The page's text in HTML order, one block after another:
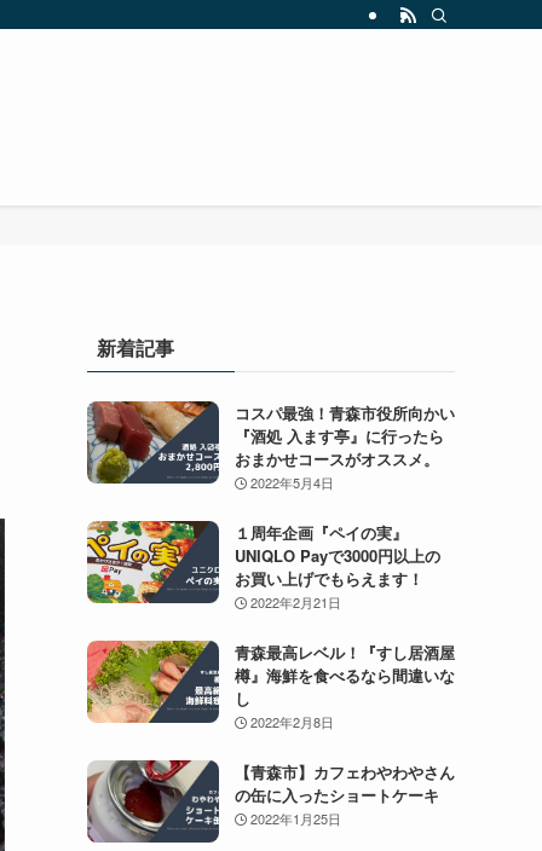
新着記事
コスパ最強！青森市役所向かい
『酒処 入ます亭』に行ったら
おまかせコースがオススメ。
2022年5月4日
１周年企画『ペイの実』
UNIQLO Payで3000円以上の
お買い上げでもらえます！
2022年2月21日
青森最高レベル！『すし居酒屋
樽』海鮮を食べるなら間違いな
し
2022年2月8日
【青森市】カフェわやわやさん
の缶に入ったショートケーキ
2022年1月25日